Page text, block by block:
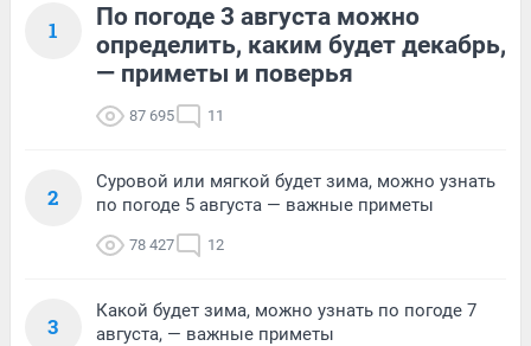
1
По погоде 3 августа можно
определить, каким будет декабрь,
— приметы и поверья
87 695 11
2
Суровой или мягкой будет зима, можно узнать
по погоде 5 августа — важные приметы
78 427 12
3
Какой будет зима, можно узнать по погоде 7
августа, — важные приметы